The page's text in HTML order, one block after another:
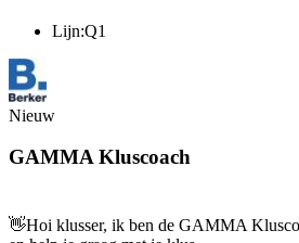
Lijn:Q1
Nieuw
GAMMA Kluscoach
👋Hoi klusser, ik ben de GAMMA